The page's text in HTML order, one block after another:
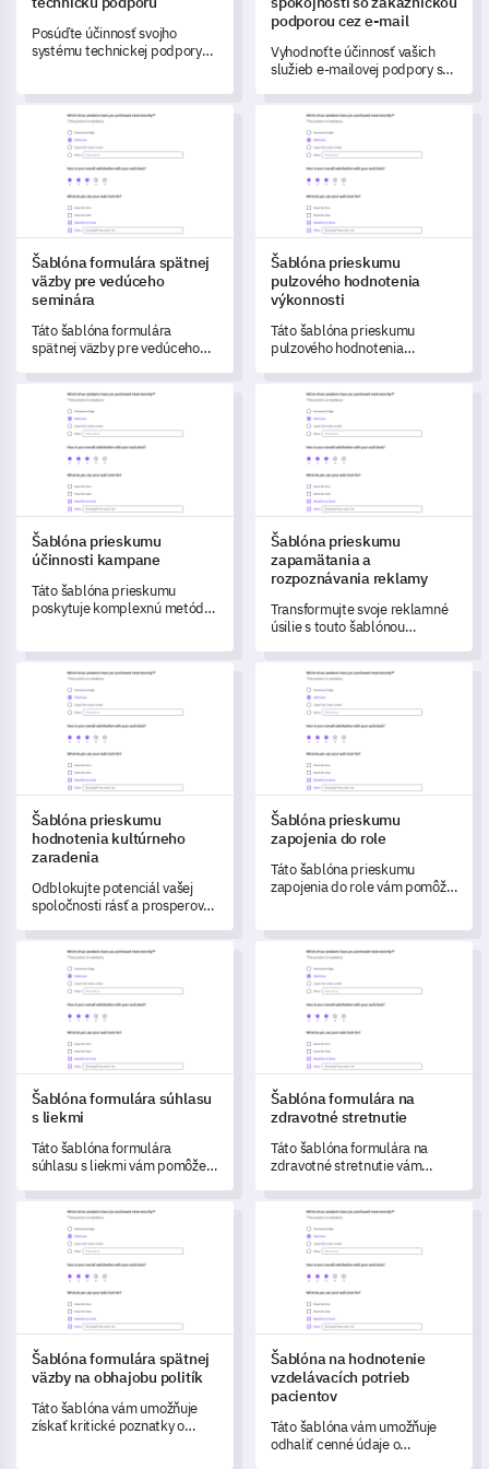
Posúďte účinnosť svojho
systému technickej podpory
identifikáciu oblastí
nedostatočnosti a
potenciálnych zlepšení.
podporou cez e-mail
Vyhodnoťte účinnosť vašich
služieb e-mailovej podpory s
Šablóna formulára spätnej väzby pre vedúceho seminára
Šablóna formulára spätnej
väzby pre vedúceho
seminára
Táto šablóna formulára
spätnej väzby pre vedúceho
cenné údaje o skúsenostiach
vašich účastníkov a výkone
vedúceho seminára.
Šablóna prieskumu
Šablóna prieskumu
pulzového hodnotenia
výkonnosti
Táto šablóna prieskumu
pulzového hodnotenia
získať prehľad o procese
hodnotenia výkonnosti vo vašej
spoločnosti.
Šablóna prieskumu účinnosti kampane
Šablóna prieskumu
účinnosti kampane
Táto šablóna prieskumu
poskytuje komplexnú metódu
Šablóna prieskumu
Šablóna prieskumu
zapamätania a
rozpoznávania reklamy
Transformujte svoje reklamné
úsilie s touto šablónou
posúdenie účinnosti vašich
nedávnych reklám.
Šablóna prieskumu hodnotenia kultúrneho zaradenia
Šablóna prieskumu
hodnotenia kultúrneho
zaradenia
Odblokujte potenciál vašej
spoločnosti rásť a prosperovať
poznatkov o vnímaní
zamestnancov pomocou tejto
šablóny prieskumu hodnotenia
kultúrneho zaradenia.
Šablóna prieskumu zapojenia
Šablóna prieskumu
zapojenia do role
Táto šablóna prieskumu
zapojenia do role vám pomôže
spokojnosti vašich členov tímu.
Šablóna formulára súhlasu s liekmi
Šablóna formulára súhlasu
s liekmi
Táto šablóna formulára
súhlasu s liekmi vám pomôže
skúsenostiach používateľov s
vašimi liekmi.
Šablóna formulára na
Šablóna formulára na
zdravotné stretnutie
Táto šablóna formulára na
zdravotné stretnutie vám
skúsenosti so schedulingom
stretnutí a interakciami so
zdravotníckymi pracovníkmi.
Šablóna formulára spätnej väzby na obhajobu politík
Šablóna formulára spätnej
väzby na obhajobu politík
Táto šablóna vám umožňuje
získať kritické poznatky o
Šablóna na hodnotenie
Šablóna na hodnotenie
vzdelávacích potrieb
pacientov
Táto šablóna vám umožňuje
odhaliť cenné údaje o